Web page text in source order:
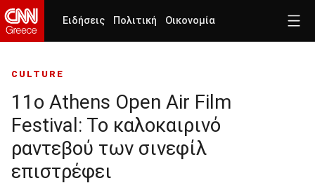
Ειδήσεις Πολιτική Οικονομία
CULTURE
11ο Athens Open Air Film
Festival: To καλοκαιρινό
ραντεβού των σινεφίλ
επιστρέφει